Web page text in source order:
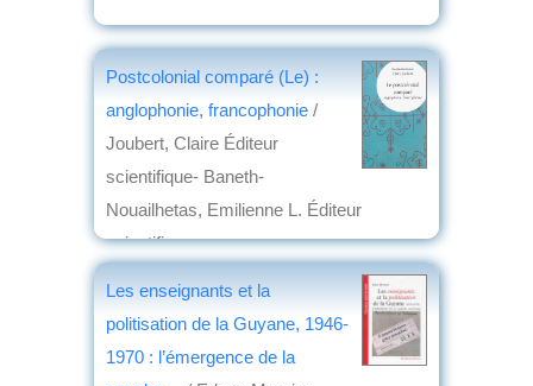
Postcolonial comparé (Le) :
anglophonie, francophonie /
Joubert, Claire Éditeur
scientifique- Baneth-
Nouailhetas, Emilienne L. Éditeur
scientifique
éd. Presses universitaires de Vincennes,
Les enseignants et la
politisation de la Guyane, 1946-
1970 : l’émergence de la